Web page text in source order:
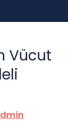
Vücut